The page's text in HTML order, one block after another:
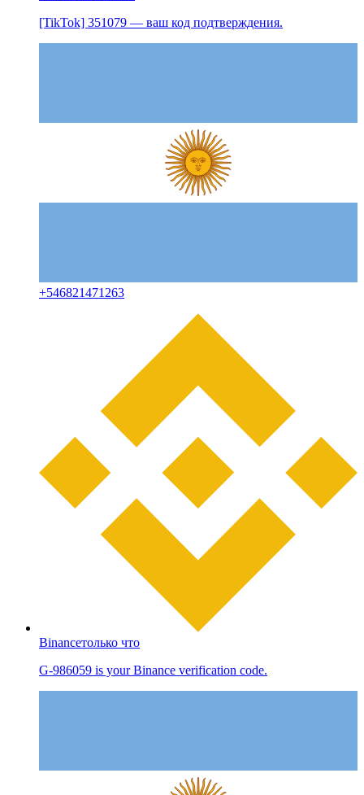
[TikTok] 351079 — ваш код подтверждения.
+546821471263
Binanceтолько что
G-986059 is your Binance verification code.